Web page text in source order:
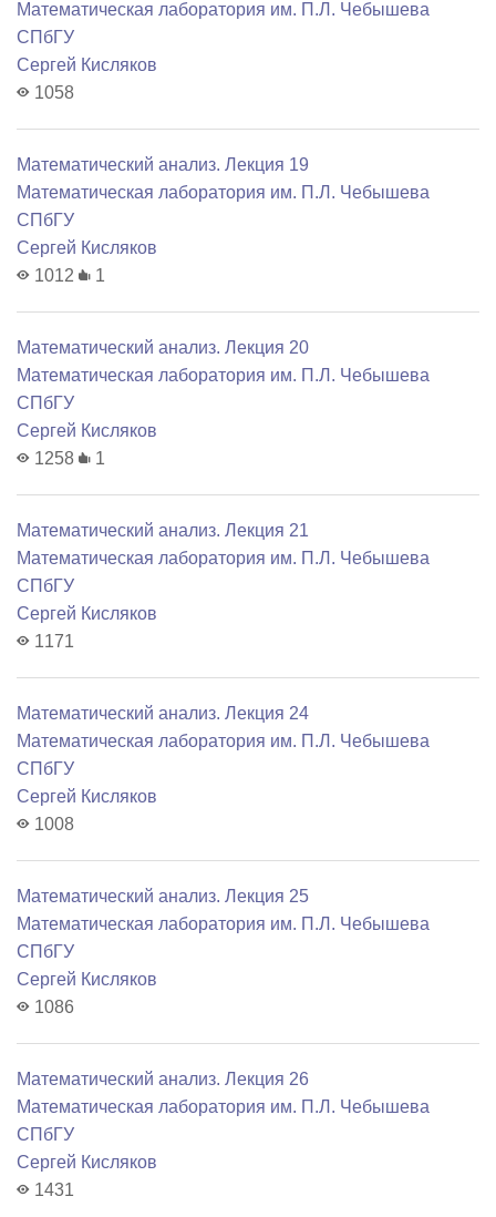
Математичеcкая лаборатория им. П.Л. Чебышева
СПбГУ
Сергей Кисляков
1058
Математический анализ. Лекция 19
Математичеcкая лаборатория им. П.Л. Чебышева
СПбГУ
Сергей Кисляков
1012
1
Математический анализ. Лекция 20
Математичеcкая лаборатория им. П.Л. Чебышева
СПбГУ
Сергей Кисляков
1258
1
Математический анализ. Лекция 21
Математичеcкая лаборатория им. П.Л. Чебышева
СПбГУ
Сергей Кисляков
1171
Математический анализ. Лекция 24
Математичеcкая лаборатория им. П.Л. Чебышева
СПбГУ
Сергей Кисляков
1008
Математический анализ. Лекция 25
Математичеcкая лаборатория им. П.Л. Чебышева
СПбГУ
Сергей Кисляков
1086
Математический анализ. Лекция 26
Математичеcкая лаборатория им. П.Л. Чебышева
СПбГУ
Сергей Кисляков
1431